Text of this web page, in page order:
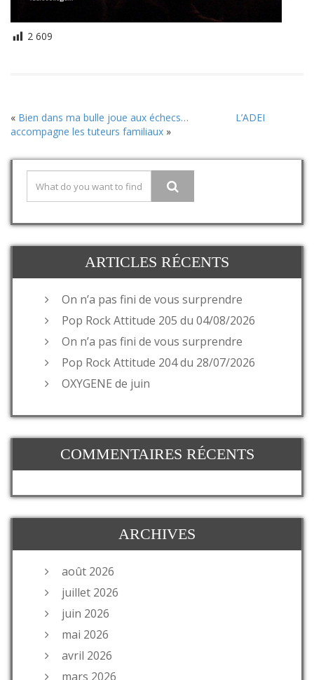
2 609
« Bien dans ma bulle joue aux échecs…
L’ADEI
accompagne les tuteurs familiaux »
ARTICLES RÉCENTS
On n’a pas fini de vous surprendre
Pop Rock Attitude 205 du 04/08/2026
On n’a pas fini de vous surprendre
Pop Rock Attitude 204 du 28/07/2026
OXYGENE de juin
COMMENTAIRES RÉCENTS
ARCHIVES
août 2026
juillet 2026
juin 2026
mai 2026
avril 2026
mars 2026